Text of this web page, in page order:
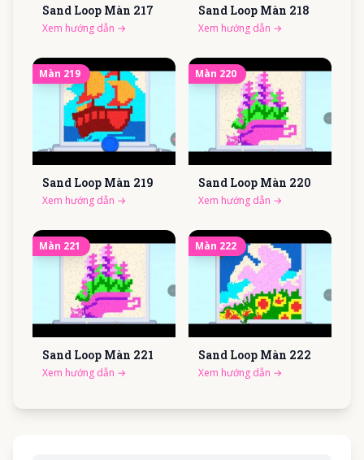
Sand Loop Màn 217
Xem hướng dẫn →
Sand Loop Màn 218
Xem hướng dẫn →
Màn 219
Sand Loop Màn 219
Xem hướng dẫn →
Màn 220
Sand Loop Màn 220
Xem hướng dẫn →
Màn 221
Sand Loop Màn 221
Xem hướng dẫn →
Màn 222
Sand Loop Màn 222
Xem hướng dẫn →